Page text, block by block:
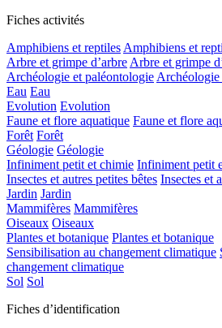
Fiches activités
Amphibiens et reptiles Amphibiens et
Arbre et grimpe d’arbre Arbre et grimpe
Archéologie et paléontologie
Eau Eau
Evolution Evolution
Faune et flore aquatique Faune et flore
Forêt Forêt
Géologie Géologie
Infiniment petit et chimie Infiniment petit
Insectes et autres petites bêtes Insectes et
Jardin Jardin
Mammifères Mammifères
Oiseaux Oiseaux
Plantes et botanique Plantes et botanique
Sensibilisation au changement climatique
changement climatique
Sol Sol
Fiches d’identification